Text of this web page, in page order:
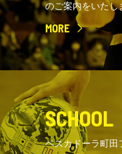
のご案内をいたし
MORE
SCHOOL
ペスカドーラ町田